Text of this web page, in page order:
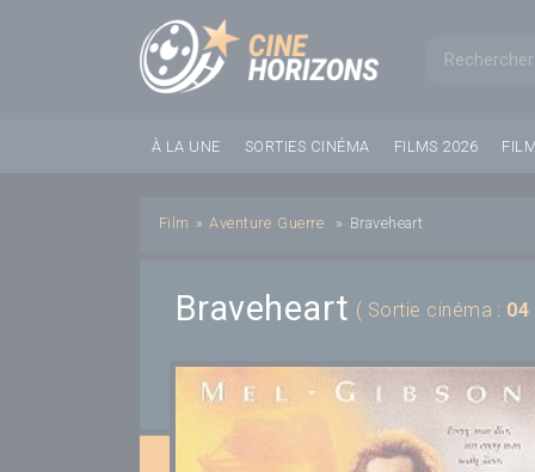
À LA UNE SORTIES CINÉMA FILMS 2026
Film » Aventure Guerre » Braveheart
Braveheart ( Sortie cinéma : 04
Panneau de gestion des cookies